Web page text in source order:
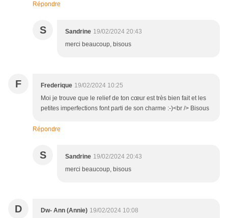
Répondre
S Sandrine 19/02/2024 20:43
merci beaucoup, bisous
F Frederique 19/02/2024 10:25
Moi je trouve que le relief de ton cœur est très bien fait et les
petites imperfections font parti de son charme :-)<br /> Bisous
Répondre
S Sandrine 19/02/2024 20:43
merci beaucoup, bisous
D Dw- Ann (Annie) 19/02/2024 10:08